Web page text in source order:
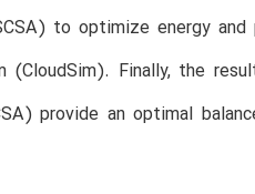
to optimize energy
Finally, the
provide an optimal